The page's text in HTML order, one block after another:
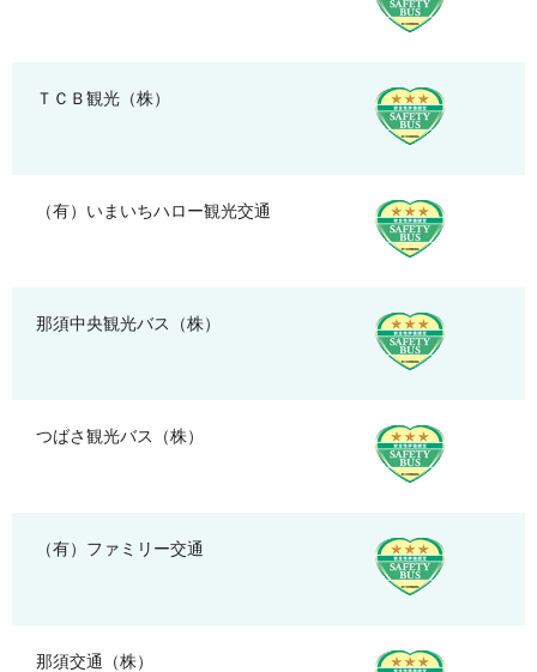
ＴＣＢ観光（株）
（有）いまいちハロー観光交通
那須中央観光バス（株）
つばさ観光バス（株）
（有）ファミリー交通
那須交通（株）